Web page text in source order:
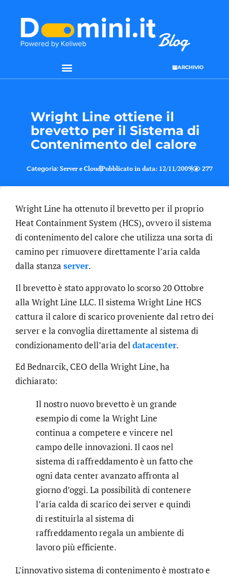
ARCHIVIO
Wright Line ottiene il
brevetto per il Sistema di
Contenimento del calore
Categoria: Server e CloudPubblicato in data: 12/11/2009 277
Wright Line ha ottenuto il brevetto per il proprio
Heat Containment System (HCS), ovvero il sistema
di contenimento del calore che utilizza una sorta di
camino per rimuovere direttamente l’aria calda
dalla stanza server.
Il brevetto è stato approvato lo scorso 20 Ottobre
alla Wright Line LLC. Il sistema Wright Line HCS
cattura il calore di scarico proveniente dal retro dei
server e la convoglia direttamente al sistema di
condizionamento dell’aria deldatacenter.
Ed Bednarcik, CEO della Wright Line, ha
dichiarato:
Il nostro nuovo brevetto è un grande
esempio di come la Wright Line
continua a competere e vincere nel
campo delle innovazioni. Il caos nel
sistema di raffreddamento è un fatto che
ogni data center avanzato affronta al
giorno d’oggi. La possibilità di contenere
l’aria calda di scarico dei server e quindi
di restituirla al sistema di
raffreddamento regala un ambiente di
lavoro più efficiente.
L’innovativo sistema di contenimento è mostrato e